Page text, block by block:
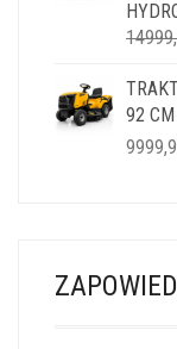
92